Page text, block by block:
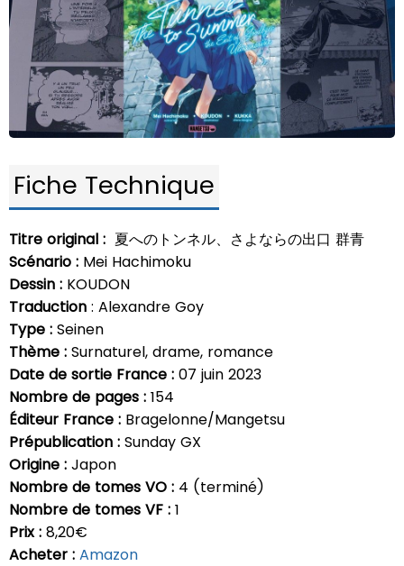
Fiche Technique
Titre original : 夏へのトンネル、さよならの出口 群青
Scénario : Mei Hachimoku
Dessin : KOUDON
Traduction : Alexandre Goy
Type : Seinen
Thème : Surnaturel, drame, romance
Date de sortie France : 07 juin 2023
Nombre de pages : 154
Éditeur France : Bragelonne/Mangetsu
Prépublication : Sunday GX
Origine : Japon
Nombre de tomes VO : 4 (terminé)
Nombre de tomes VF : 1
Prix : 8,20€
Acheter : Amazon